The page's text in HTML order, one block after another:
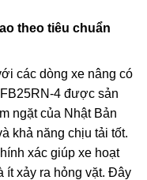
theo tiêu chuẩn
các dòng xe nâng có
4 được sản
ngặt của Nhật Bản
khả năng chịu tải tốt.
xác giúp xe hoạt
ít xảy ra hỏng vặt. Đây